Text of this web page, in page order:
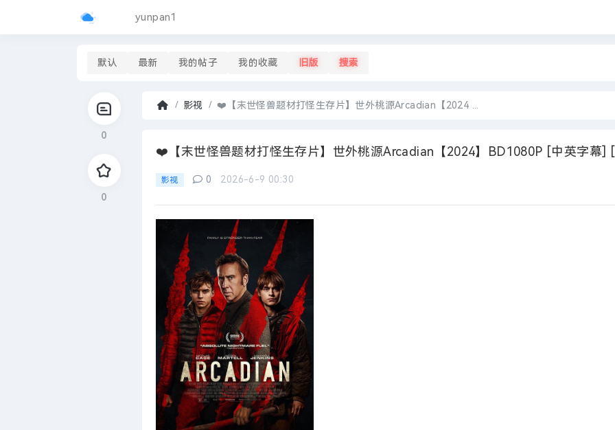
yunpan1
默认 最新 我的帖子 我的收藏 旧版 搜索
0
0
页
影视
›
❤️【末世怪兽题材打怪生存片】世外桃源Arcadian【2024 ...
❤️【末世怪兽题材打怪生存片】世外桃源Arcadian【2024】BD1080P [中英字幕]
影视 0 2026-6-9 00:30